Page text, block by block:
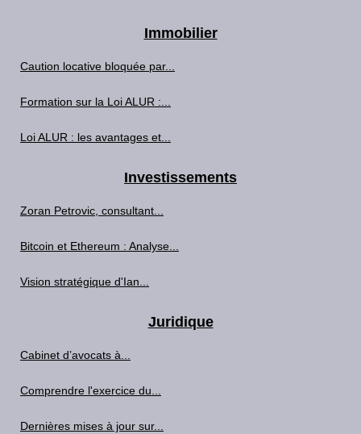
Immobilier
Caution locative bloquée par...
Formation sur la Loi ALUR :...
Loi ALUR : les avantages et...
Investissements
Zoran Petrovic, consultant...
Bitcoin et Ethereum : Analyse...
Vision stratégique d'Ian...
Juridique
Cabinet d’avocats à...
Comprendre l'exercice du...
Dernières mises à jour sur...